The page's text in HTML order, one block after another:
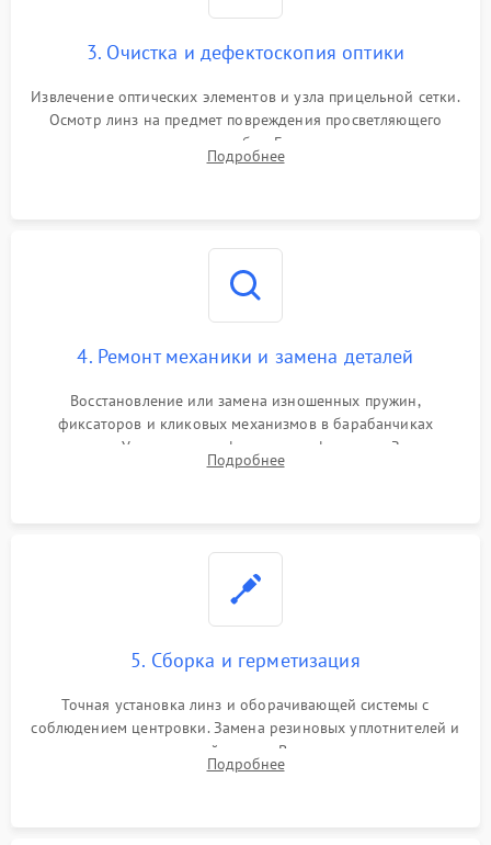
3. Очистка и дефектоскопия оптики
Извлечение оптических элементов и узла прицельной сетки.
Осмотр линз на предмет повреждения просветляющего
покрытия или появления грибка. Бережная очистка стекол
спецрастворами. Проверка целостности гравированной
Подробнее
4. Ремонт механики и замена деталей
Восстановление или замена изношенных пружин,
фиксаторов и кликовых механизмов в барабанчиках
поправок. Устранение люфтов в трансфокаторе. Замена
поврежденных линз, разбитой сетки или восстановление
Подробнее
5. Сборка и герметизация
Точная установка линз и оборачивающей системы с
соблюдением центровки. Замена резиновых уплотнителей и
нанесение влагозащитной смазки. Вакуумирование корпуса
и заполнение его осушенным азотом или аргоном для
Подробнее